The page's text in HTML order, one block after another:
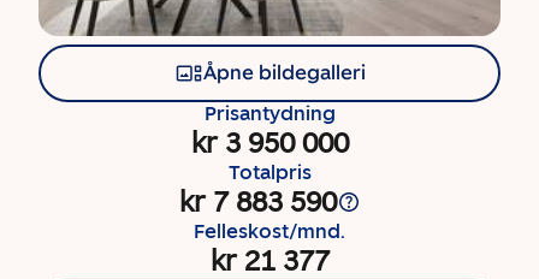
Åpne bildegalleri
Prisantydning
kr 3 950 000
Totalpris
kr 7 883 590
Felleskost/mnd.
kr 21 377